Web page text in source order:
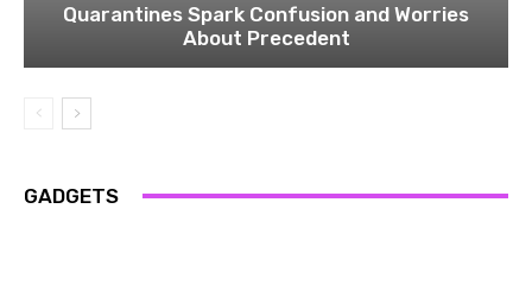
Quarantines Spark Confusion and Worries
About Precedent
GADGETS